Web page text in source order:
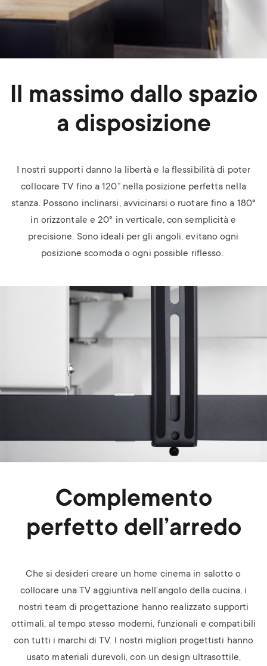
Il massimo dallo spazio
a disposizione
I nostri supporti danno la libertà e la flessibilità di poter
collocare TV fino a 120” nella posizione perfetta nella
stanza. Possono inclinarsi, avvicinarsi o ruotare fino a 180°
in orizzontale e 20° in verticale, con semplicità e
precisione. Sono ideali per gli angoli, evitano ogni
posizione scomoda o ogni possible riflesso.
Complemento
perfetto dell’arredo
Che si desideri creare un home cinema in salotto o
collocare una TV aggiuntiva nell’angolo della cucina, i
nostri team di progettazione hanno realizzato supporti
ottimali, al tempo stesso moderni, funzionali e compatibili
con tutti i marchi di TV. I nostri migliori progettisti hanno
usato materiali durevoli, con un design ultrasottile,